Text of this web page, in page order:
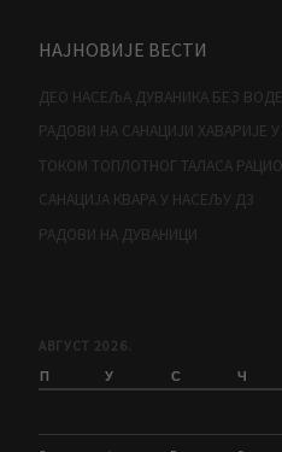
НАЈНОВИЈЕ ВЕСТИ
ДЕО НАСЕЉА ДУВАНИКА БЕЗ ВОДЕ
РАДОВИ НА САНАЦИЈИ ХАВАРИЈЕ
ТОКОМ ТОПЛОТНОГ ТАЛАСА
САНАЦИЈА КВАРА У НАСЕЉУ Д3
РАДОВИ НА ДУВАНИЦИ
АВГУСТ 2026.
П У С Ч